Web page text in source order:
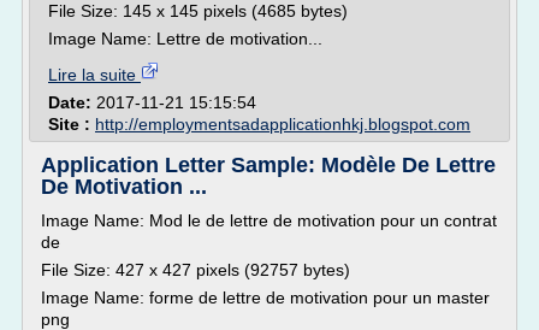
File Size: 145 x 145 pixels (4685 bytes)
Image Name: Lettre de motivation...
Lire la suite
Date: 2017-11-21 15:15:54
Site : http://employmentsadapplicationhkj.blogspot.com
Application Letter Sample: Modèle De Lettre
De Motivation ...
Image Name: Mod le de lettre de motivation pour un contrat
de
File Size: 427 x 427 pixels (92757 bytes)
Image Name: forme de lettre de motivation pour un master
png